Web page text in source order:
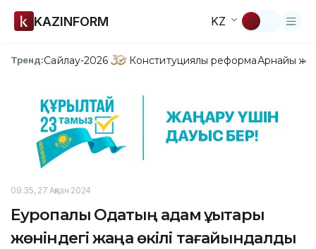
KAZINFORM KZ
Тренд:Сайлау-2026 Конституциялық реформаАрнайы
09:35, 27 Ақпан 2024
Еуропалық Одақтың адам құқықтары
жөніндегі жаңа өкілі тағайындалды